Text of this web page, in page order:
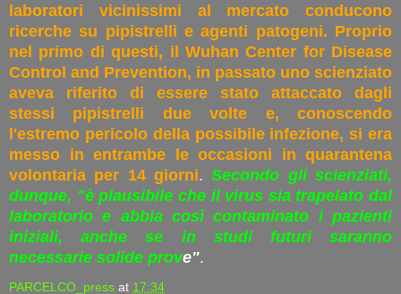
laboratori vicinissimi al mercato conducono
ricerche su pipistrelli e agenti patogeni. Proprio
nel primo di questi, il Wuhan Center for Disease
Control and Prevention, in passato uno scienziato
aveva riferito di essere stato attaccato dagli
stessi pipistrelli due volte e, conoscendo
l'estremo pericolo della possibile infezione, si era
messo in entrambe le occasioni in quarantena
volontaria per 14 giorni.Secondo gli scienziati,
dunque, "è plausibile che il virus sia trapelato dal
laboratorio e abbia così contaminato i pazienti
iniziali, anche se in studi futuri saranno
necessarie solide prove".
PARCELCO_press at 17:34